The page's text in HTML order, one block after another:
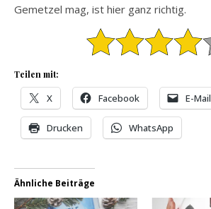
Gemetzel mag, ist hier ganz richtig.
Teilen mit:
X Facebook E-Mail
Drucken WhatsApp
Ähnliche Beiträge